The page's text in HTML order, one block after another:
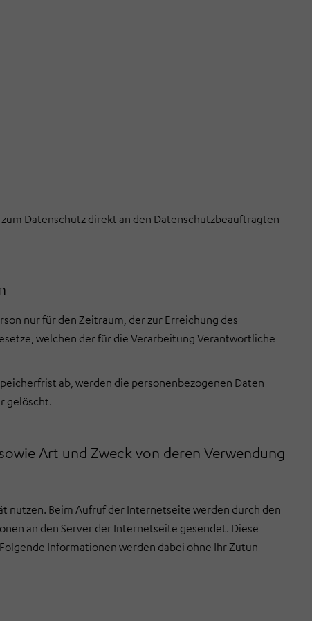
Datenschutz direkt an den Datenschutzbeauftragten
nur für den Zeitraum, der zur Erreichung des
welchen der für die Verarbeitung Verantwortliche
ab, werden die personenbezogenen Daten
gelöscht.
Art und Zweck von deren Verwendung
nutzen. Beim Aufruf der Internetseite werden durch den
an den Server der Internetseite gesendet. Diese
Informationen werden dabei ohne Ihr Zutun